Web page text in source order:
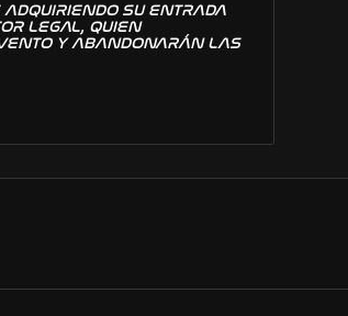
SU ENTRADA
LEGAL, QUIEN
Y ABANDONARÁN LAS